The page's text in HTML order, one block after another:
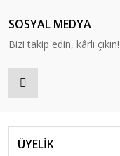
SOSYAL MEDYA
Bizi takip edin, kârlı çıkın!
ÜYELİK